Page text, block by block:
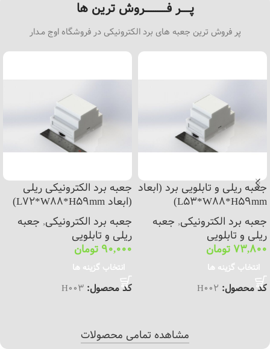
پـــــر فــــــــــــروش ترین ها
پر فروش ترین جعبه های برد الکترونیکی در فروشگاه اوج مـدار
جعبه ریلی و تابلویی برد (ابعاد
L53*W88*H59mm)
جعبه برد الکترونیکی, جعبه
ریلی و تابلویی
73,800 تومان
انتخاب گزینه ها
کد محصول: H002
جعبه برد الکترونیکی ریلی
(ابعاد L72*W88*H59mm)
جعبه برد الکترونیکی, جعبه
ریلی و تابلویی
90,000 تومان
انتخاب گزینه ها
کد محصول: H003
مشاهده تمامی محصولات